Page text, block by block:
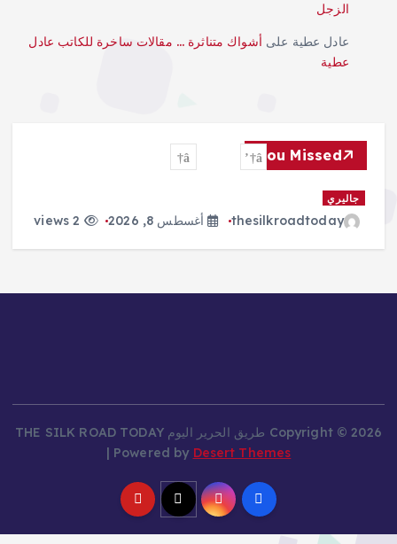
الزجل
عادل عطية على أشواك متناثرة … مقالات ساخرة للكاتب عادل
عطية
You Missed
جاليري
thesilkroadtoday أغسطس 8, 2026
Copyright © 2026 طريق الحرير اليوم THE SILK ROAD TODAY
| Powered by Desert Themes